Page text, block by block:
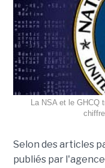
La NSA et le GHCQ
Selon des articles
publiés par